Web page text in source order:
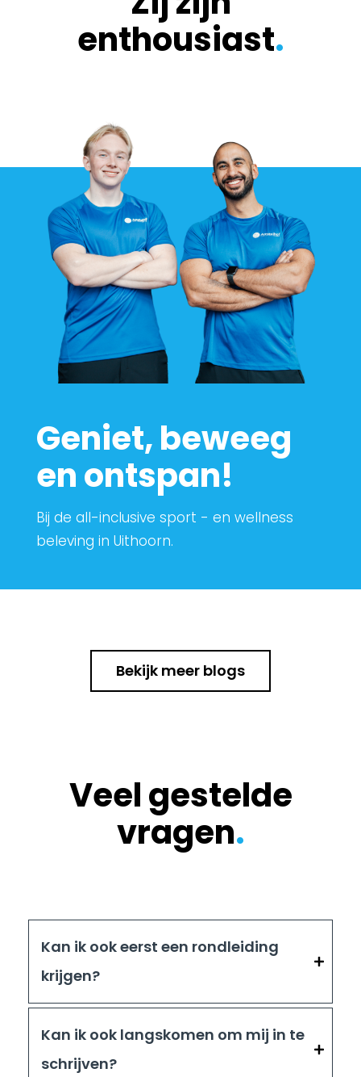
enthousiast.
Geniet, beweeg
en ontspan!
Bij de all-inclusive sport - en wellness
beleving in Uithoorn.
Bekijk meer blogs
Veel gestelde
vragen.
Kan ik ook eerst een rondleiding
krijgen?
Kan ik ook langskomen om mij in te
schrijven?